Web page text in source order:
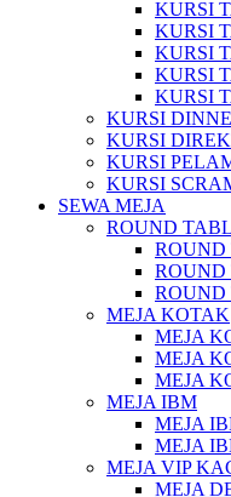
KURSI
KURSI
KURSI
KURSI
KURSI
KURSI
KURSI
KURSI
KURSI
SEWA MEJA
ROUND
ROUND
ROUND
ROUND
MEJA KOTAK
MEJA
MEJA
MEJA
MEJA IBM
MEJA
MEJA
MEJA VIP
MEJA